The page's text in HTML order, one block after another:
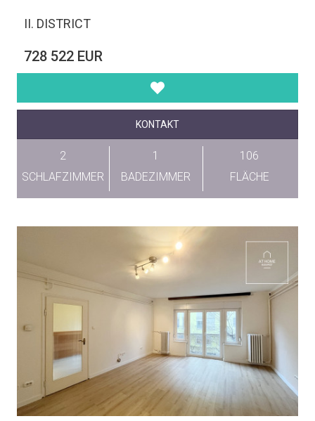
II. DISTRICT
728 522 EUR
KONTAKT
2
SCHLAFZIMMER
1
BADEZIMMER
106
FLÄCHE